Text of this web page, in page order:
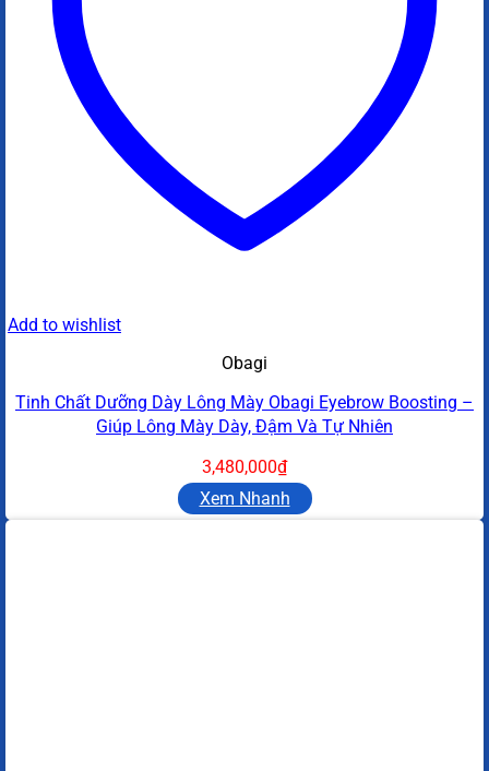
Add to wishlist
Obagi
Tinh Chất Dưỡng Dày Lông Mày Obagi Eyebrow Boosting –
Giúp Lông Mày Dày, Đậm Và Tự Nhiên
3,480,000₫
Xem Nhanh